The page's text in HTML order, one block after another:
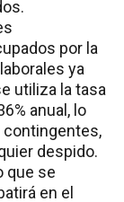
por la
ya
utiliza la tasa
anual, lo
despido.
que se
en el